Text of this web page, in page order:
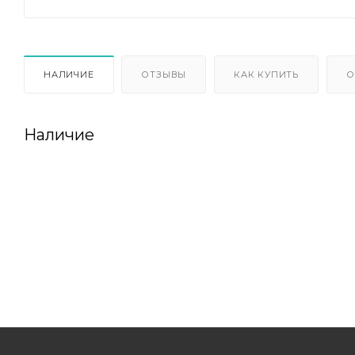
НАЛИЧИЕ ОТЗЫВЫ КАК КУПИТЬ
Наличие